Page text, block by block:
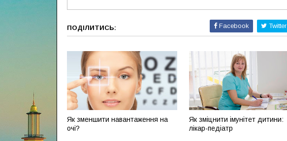
ПОДІЛИТИСЬ: Facebook Twitter
Як зменшити навантаження на
очі?
Як зміцнити імунітет дитини:
лікар-педіатр